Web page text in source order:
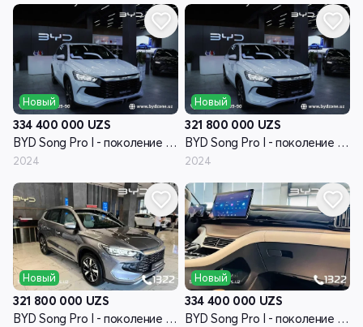
Новый
334 400 000 UZS
BYD Song Pro I - поколение рестайлинг
2024
Новый
321 800 000 UZS
BYD Song Pro I - поколение рестайлинг
2024
Новый
321 800 000 UZS
BYD Song Pro I - поколение рестайлинг
Новый
334 400 000 UZS
BYD Song Pro I - поколение рестайлинг